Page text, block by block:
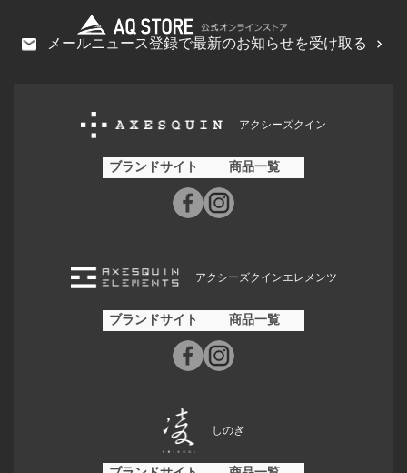
メールニュース登録で最新のお知らせを受け取る
アクシーズクイン
ブランドサイト 商品一覧
アクシーズクインエレメンツ
ブランドサイト 商品一覧
しのぎ